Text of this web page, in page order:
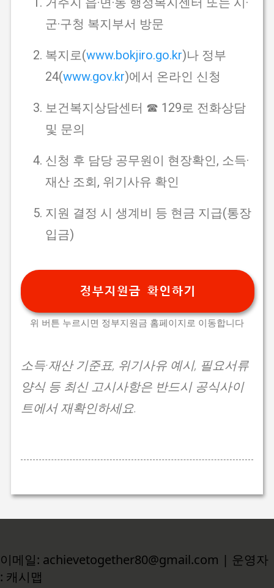
군·구청 복지부서 방문
복지로(www.bokjiro.go.kr)나 정부
24(www.gov.kr)에서 온라인 신청
보건복지상담센터 ☎ 129로 전화상담
및 문의
신청 후 담당 공무원이 현장확인, 소득·
재산 조회, 위기사유 확인
지원 결정 시 생계비 등 현금 지급(통장
입금)
정부지원금 확인하기
위 버튼 누르시면 정부지원금 홈페이지로 이동합니다
소득·재산 기준표, 위기사유 예시, 필요서류
양식 등 최신 고시사항은 반드시 공식사이
트에서 재확인하세요.
이메일: achievetogether80@gmail.com | 운영자
: 캐시맵